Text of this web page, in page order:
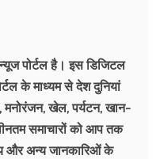
पोर्टल है। इस डिजिटल
के माध्यम से देश दुनियां
मनोरंजन, खेल, पर्यटन, खान-
समाचारों को आप तक
और अन्य जानकारिओं के